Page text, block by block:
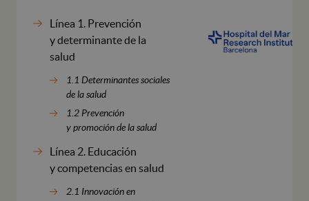
Línea 1. Prevención
y determinante de la
salud
1.1 Determinantes sociales
de la salud
1.2 Prevención
y promoción de la salud
Línea 2. Educación
y competencias en salud
2.1 Innovación en